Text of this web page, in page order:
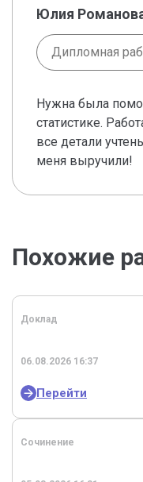
Юлия
Дипломная
Нужна была
статистике.
все детали
меня выручили!
Похожие
Доклад
06.08.2026 16:37
Перейти
Сочинение